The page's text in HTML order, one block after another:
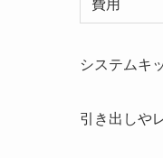
費用
システムキ
引き出しや